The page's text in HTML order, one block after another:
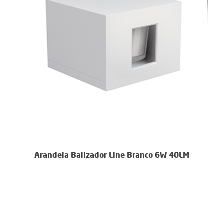
Arandela Balizador Line Branco 6W 40LM